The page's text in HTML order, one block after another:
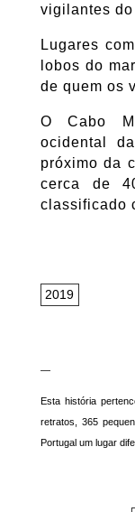
vigilantes
Lugares
lobos do
de quem os
O Cabo
ocidental
próximo da
cerca de
classificado
2019
—
Esta história
retratos, 365
Portugal um lugar